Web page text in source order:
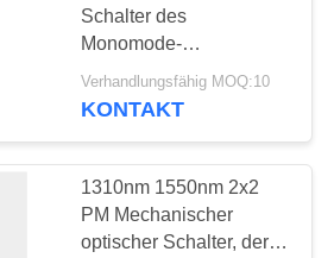
Panel
Schalter des
Monomode-
-1310/1550nm aus
optischen Fasern, 5V,
Verhandlungsfähig MOQ:10
KONTAKT
1310nm 1550nm 2x2
PM Mechanischer
optischer Schalter, der